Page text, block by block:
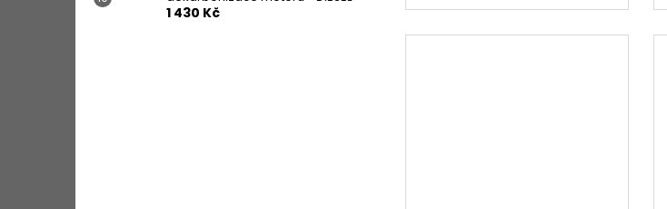
1 430 Kč